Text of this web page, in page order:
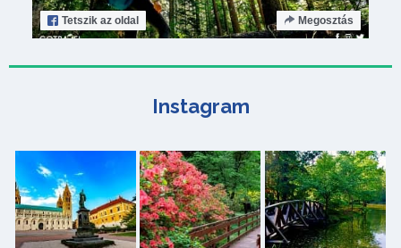
Tetszik az oldal Megosztás
Instagram